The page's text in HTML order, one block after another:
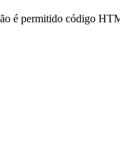
é permitido código